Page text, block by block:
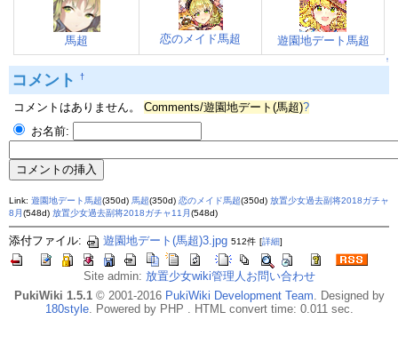
馬超 恋のメイド馬超 遊園地デート馬超
↑
コメント †
コメントはありません。 Comments/遊園地デート(馬超)?
お名前:
Link: 遊園地デート馬超(350d) 馬超(350d) 恋のメイド馬超(350d) 放置少女過去副将2018ガチャ
8月(548d) 放置少女過去副将2018ガチャ11月(548d)
添付ファイル: 遊園地デート(馬超)3.jpg 512件 [詳細]
Site admin: 放置少女wiki管理人お問い合わせ
PukiWiki 1.5.1© 2001-2016 PukiWiki Development Team. Designed by
180style. Powered by PHP . HTML convert time: 0.011 sec.